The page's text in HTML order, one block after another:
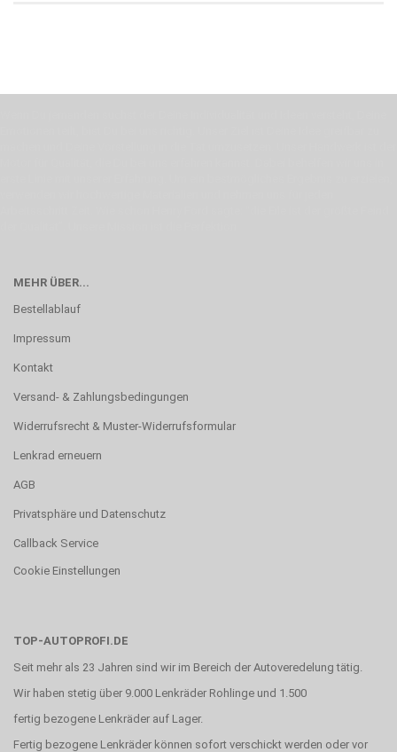
MEHR ÜBER...
Bestellablauf
Impressum
Kontakt
Versand- & Zahlungsbedingungen
Widerrufsrecht & Muster-Widerrufsformular
Lenkrad erneuern
AGB
Privatsphäre und Datenschutz
Callback Service
Cookie Einstellungen
TOP-AUTOPROFI.DE
Seit mehr als 23 Jahren sind wir im Bereich der Autoveredelung tätig.
Wir haben stetig über 9.000 Lenkräder Rohlinge und 1.500
fertig bezogene Lenkräder auf Lager.
Fertig bezogene Lenkräder können sofort verschickt werden oder vor